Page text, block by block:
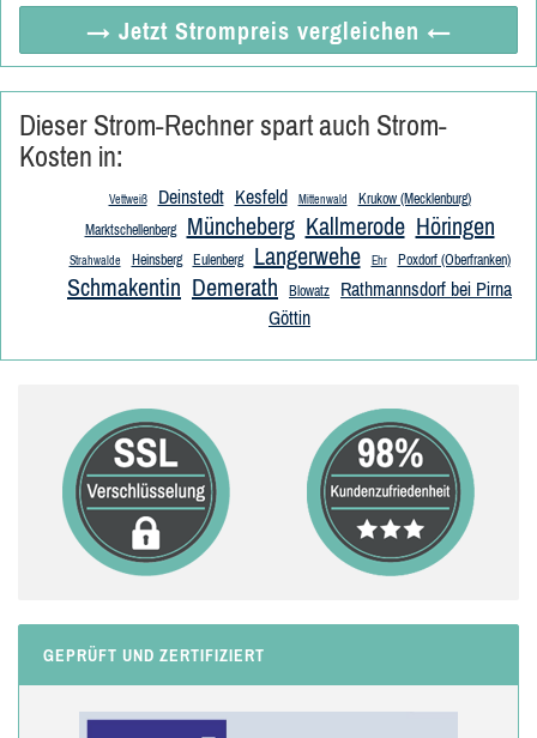
→ Jetzt Strompreis vergleichen ←
Dieser Strom-Rechner spart auch Strom-
Kosten in:
Vettweiß Deinstedt Kesfeld Mittenwald
Krukow (Mecklenburg)
Marktschellenberg
Müncheberg Kallmerode Höringen
Strahwalde Heinsberg Eulenberg Langerwehe Ehr Poxdorf (Oberfranken)
Schmakentin Demerath Blowatz
Rathmannsdorf bei Pirna
Göttin
GEPRÜFT UND ZERTIFIZIERT